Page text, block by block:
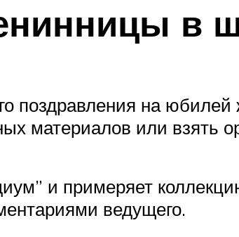
в
поздравления на
материалов или взять
и примеряет
ведущего.